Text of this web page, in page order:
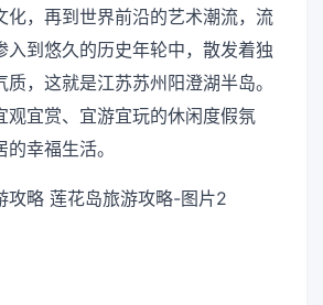
化，再到世界前沿的艺术潮流，流
入到悠久的历史年轮中，散发着独
，这就是江苏苏州阳澄湖半岛。
观宜赏、宜游宜玩的休闲度假氛
幸福生活。